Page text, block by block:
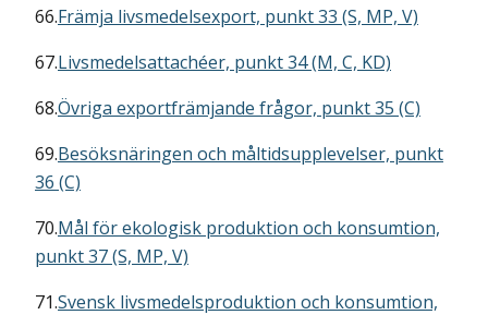
66.Främja livsmedelsexport, punkt 33 (S, MP, V)
67.Livsmedelsattachéer, punkt 34 (M, C, KD)
68.Övriga exportfrämjande frågor, punkt 35 (C)
69.Besöksnäringen och måltidsupplevelser, punkt
36 (C)
70.Mål för ekologisk produktion och konsumtion,
punkt 37 (S, MP, V)
71.Svensk livsmedelsproduktion och konsumtion,